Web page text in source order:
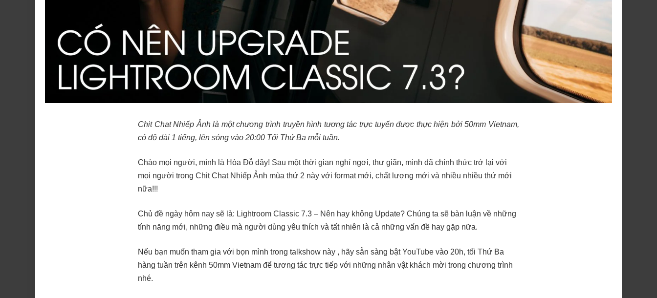
Chit Chat Nhiếp Ảnh là một chương trình truyền hình tương tác trực tuyến được thực hiện bởi 50mm Vietnam,
có độ dài 1 tiếng, lên sóng vào 20:00 Tối Thứ Ba mỗi tuần.
Chào mọi người, mình là Hòa Đỗ đây! Sau một thời gian nghỉ ngơi, thư giãn, mình đã chính thức trở lại với
mọi người trong Chit Chat Nhiếp Ảnh mùa thứ 2 này với format mới, chất lượng mới và nhiều nhiều thứ mới
nữa!!!
Chủ đề ngày hôm nay sẽ là: Lightroom Classic 7.3 – Nên hay không Update? Chúng ta sẽ bàn luận về những
tính năng mới, những điều mà người dùng yêu thích và tất nhiên là cả những vấn đề hay gặp nữa.
Nếu bạn muốn tham gia với bọn mình trong talkshow này , hãy sẵn sàng bật YouTube vào 20h, tối Thứ Ba
hàng tuần trên kênh 50mm Vietnam để tương tác trực tiếp với những nhân vật khách mời trong chương trình
nhé.